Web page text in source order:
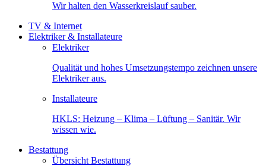
Wir halten den Wasserkreislauf sauber.
TV & Internet
Elektriker & Installateure
Elektriker
Qualität und hohes Umsetzungstempo zeichnen unsere
Elektriker aus.
Installateure
HKLS: Heizung – Klima – Lüftung – Sanitär. Wir
wissen wie.
Bestattung
Übersicht Bestattung